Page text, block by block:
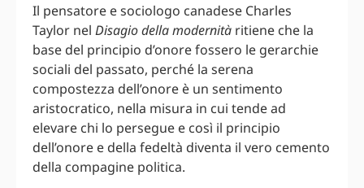
Il pensatore e sociologo canadese Charles
Taylor nel Disagio della modernità ritiene che la
base del principio d’onore fossero le gerarchie
sociali del passato, perché la serena
compostezza dell’onore è un sentimento
aristocratico, nella misura in cui tende ad
elevare chi lo persegue e così il principio
dell’onore e della fedeltà diventa il vero cemento
della compagine politica.